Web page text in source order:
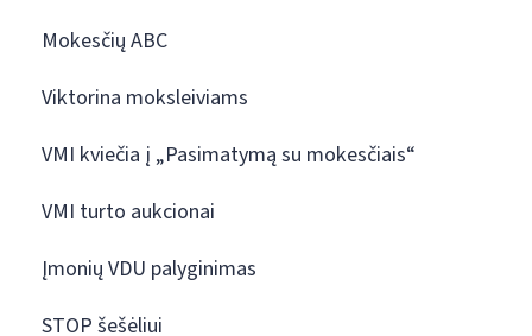
Mokesčių ABC
Viktorina moksleiviams
VMI kviečia į „Pasimatymą su mokesčiais“
VMI turto aukcionai
Įmonių VDU palyginimas
STOP šešėliui